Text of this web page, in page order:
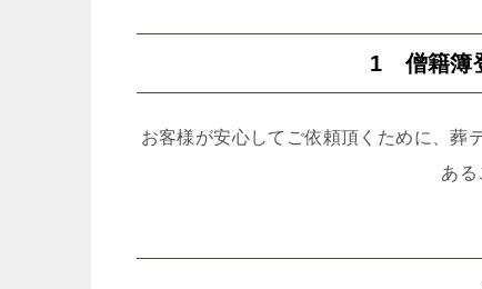
1 僧籍簿
お客様が安心してご依頼頂くために、葬
ある